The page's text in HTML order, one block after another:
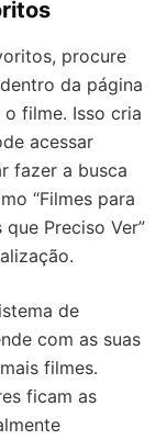
procure
da página
filme. Isso cria
acessar
fazer a busca
“Filmes para
Preciso Ver”
de
com as suas
filmes.
ficam as